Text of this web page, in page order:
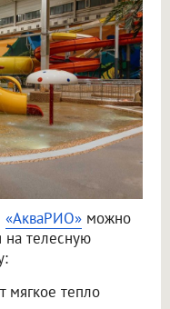
«АкваРИО» можно
на телесную
мягкое тепло